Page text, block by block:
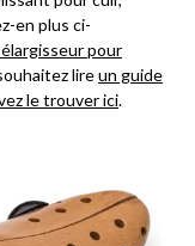
en plus ci-
pour
lireun guide
le trouver ici.